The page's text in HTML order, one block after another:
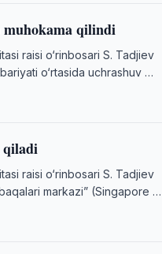
qilindi
raisi o‘rinbosari S. Tadjiev
o‘rtasida uchrashuv …
qiladi
raisi o‘rinbosari S. Tadjiev
markazi” (Singapore …